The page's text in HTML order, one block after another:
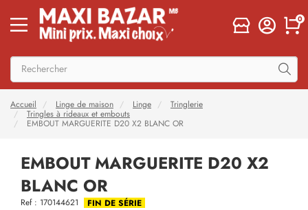
0
Accueil Linge de maison Linge
Tringlerie
Tringles à rideaux et embouts
EMBOUT MARGUERITE D20 X2 BLANC OR
EMBOUT MARGUERITE D20 X2
BLANC OR
Ref : 170144621 FIN DE SÉRIE